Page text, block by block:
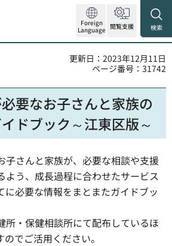
Foreign
Language 閲覧支援 検索
更新日：2023年12月11日
ページ番号：31742
要なお子さんと家族の
ドブック～江東区版～
子さんと家族が、必要な相談や支援
よう、成長過程に合わせたサービス
に必要な情報をまとまたガイドブッ
所・保健相談所にて配布しているほ
でご活用ください。